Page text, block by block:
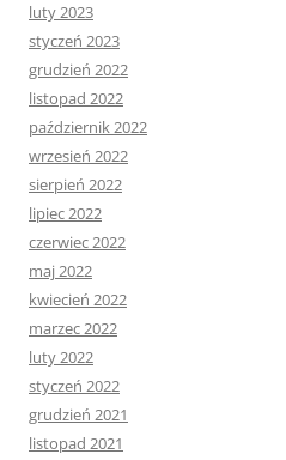
luty 2023
styczeń 2023
grudzień 2022
listopad 2022
październik 2022
wrzesień 2022
sierpień 2022
lipiec 2022
czerwiec 2022
maj 2022
kwiecień 2022
marzec 2022
luty 2022
styczeń 2022
grudzień 2021
listopad 2021